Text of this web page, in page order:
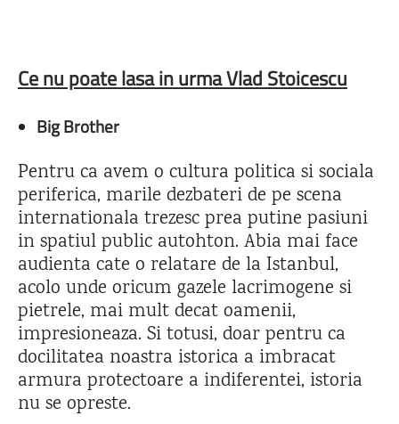
Ce nu poate lasa in urma Vlad Stoicescu
Big Brother
Pentru ca avem o cultura politica si sociala
periferica, marile dezbateri de pe scena
internationala trezesc prea putine pasiuni
in spatiul public autohton. Abia mai face
audienta cate o relatare de la Istanbul,
acolo unde oricum gazele lacrimogene si
pietrele, mai mult decat oamenii,
impresioneaza. Si totusi, doar pentru ca
docilitatea noastra istorica a imbracat
armura protectoare a indiferentei, istoria
nu se opreste.